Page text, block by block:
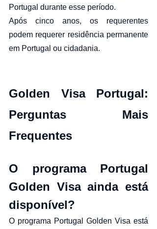
Portugal durante esse período.
Após cinco anos, os requerentes
podem requerer residência permanente
em Portugal ou cidadania.
Golden Visa Portugal:
Perguntas Mais
Frequentes
O programa Portugal
Golden Visa ainda está
disponível?
O programa Portugal Golden Visa está